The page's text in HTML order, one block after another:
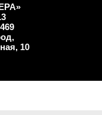
10